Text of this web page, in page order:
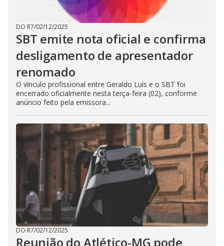
DO R7/02/12/2025
SBT emite nota oficial e confirma
desligamento de apresentador
renomado
O vínculo profissional entre Geraldo Luís e o SBT foi
encerrado oficialmente nesta terça-feira (02), conforme
anúncio feito pela emissora...
DO R7/02/12/2025
Reunião do Atlético-MG pode